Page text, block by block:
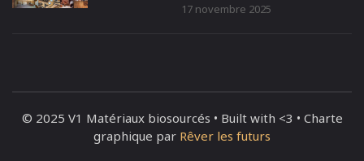
17 novembre 2025
© 2025 V1 Matériaux biosourcés • Built with <3 • Charte
graphique par Rêver les futurs